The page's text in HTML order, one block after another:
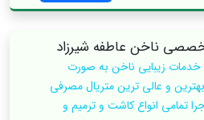
ناخن عاطفه شیرزاد
خدمات زیبایی ناخن به صورت
و عالی ترین متریال مصرفی
تمامی انواع کاشت و ترمیم و